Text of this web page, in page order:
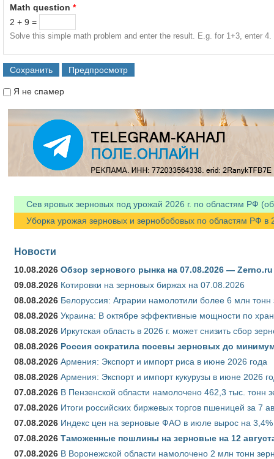
Math question *
2 + 9 =
Solve this simple math problem and enter the result. E.g. for 1+3, enter 4.
Я не спамер
Сев яровых зерновых под урожай 2026 г. по областям РФ
Уборка урожая зерновых и зернобобовых по областям РФ в
Новости
10.08.2026 Обзор зернового рынка на 07.08.2026 — Zerno.ru
09.08.2026 Котировки на зерновых биржах на 07.08.2026
08.08.2026 Белоруссия: Аграрии намолотили более 6 млн тонн
08.08.2026 Украина: В октябре эффективные мощности по
08.08.2026 Иркутская область в 2026 г. может снизить сбор
08.08.2026 Россия сократила посевы зерновых до
08.08.2026 Армения: Экспорт и импорт риса в июне 2026 года
08.08.2026 Армения: Экспорт и импорт кукурузы в июне 2026
07.08.2026 В Пензенской области намолочено 462,3 тыс. тонн
07.08.2026 Итоги российских биржевых торгов пшеницей за 7
07.08.2026 Индекс цен на зерновые ФАО в июле вырос на 3,4%
07.08.2026 Таможенные пошлины на зерновые на 12
07.08.2026 В Воронежской области намолочено 2 млн тонн